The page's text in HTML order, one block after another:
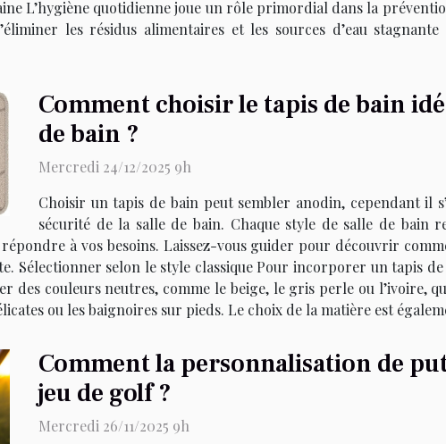
L’hygiène quotidienne joue un rôle primordial dans la
les résidus alimentaires et les sources d’eau
Comment choisir le tapis de bain
de bain ?
Mercredi 24/12/2025 9h
Choisir un tapis de bain peut sembler anodin, cependant il
sécurité de la salle de bain. Chaque style de salle de bain
à vos besoins. Laissez-vous guider pour découvrir
Sélectionner selon le style classique Pour incorporer un tapis
des couleurs neutres, comme le beige, le gris perle ou l’ivoire,
ou les baignoires sur pieds. Le choix de la matière est
Comment la personnalisation de
jeu de golf ?
Mercredi 26/11/2025 9h